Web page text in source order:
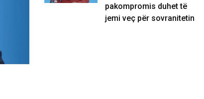
pakompromis duhet të
jemi veç për sovranitetin